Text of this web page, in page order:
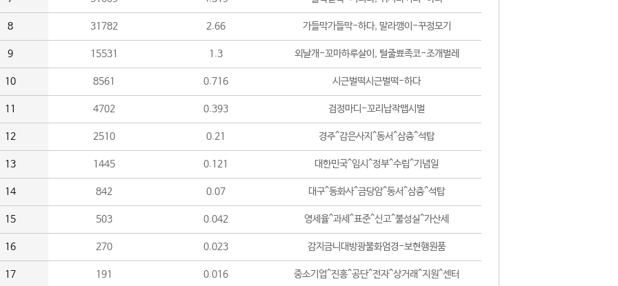
8 31782 2.66 가들막가들막-하다, 말라깽이-꾸정모기
9 15531 1.3 외날개-꼬마하루살이, 털줄뾰족코-조개벌레
10 8561 0.716 시근벌떡시근벌떡-하다
11 4702 0.393 검정마디-꼬리납작맵시벌
12 2510 0.21 경주^감은사지^동서^삼층^석탑
13 1445 0.121 대한민국^임시^정부^수립^기념일
14 842 0.07 대구^동화사^금당암^동서^삼층^석탑
15 503 0.042 영세율^과세^표준^신고^불성실^가산세
16 270 0.023 감지금니대방광불화엄경-보현행원품
17 191 0.016 중소기업^진흥^공단^전자^상거래^지원^센터